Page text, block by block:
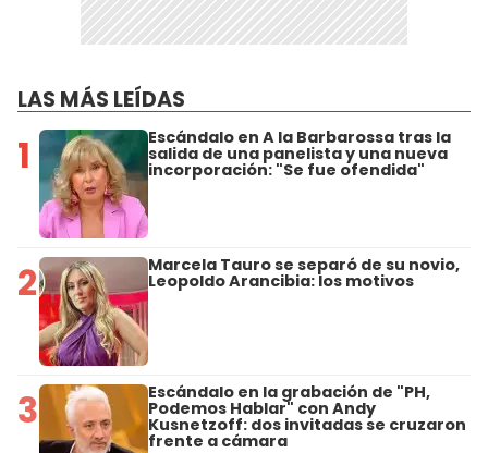
LAS MÁS LEÍDAS
1 Escándalo en A la Barbarossa tras la
salida de una panelista y una nueva
incorporación: "Se fue ofendida"
2 Marcela Tauro se separó de su novio,
Leopoldo Arancibia: los motivos
3 Escándalo en la grabación de "PH,
Podemos Hablar" con Andy
Kusnetzoff: dos invitadas se cruzaron
frente a cámara